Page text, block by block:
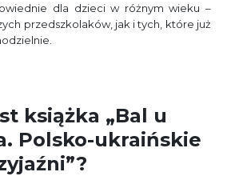
dla dzieci w różnym wieku –
przedszkolaków, jak i tych, które już
książka „Bal u
Polsko-ukraińskie